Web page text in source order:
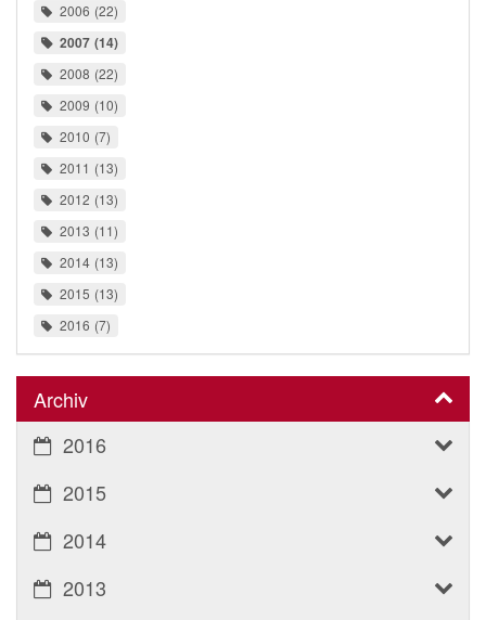
2006 22
2007 14
2008 22
2009 10
2010 7
2011
13
2012 13
2013 11
2014 13
2015 13
2016 7
Archiv
2016
2015
2014
2013